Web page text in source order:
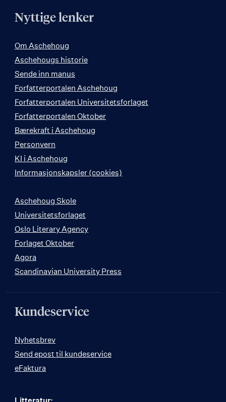
Nyttige lenker
Om Aschehoug
Aschehougs historie
Sende inn manus
Forfatterportalen Aschehoug
Forfatterportalen Universitetsforlaget
Forfatterportalen Oktober
Bærekraft i Aschehoug
Personvern
KI i Aschehoug
Informasjonskapsler (cookies)
Aschehoug Skole
Universitetsforlaget
Oslo Literary Agency
Forlaget Oktober
Agora
Scandinavian University Press
Kundeservice
Nyhetsbrev
Send epost til kundeservice
eFaktura
Litteratur: